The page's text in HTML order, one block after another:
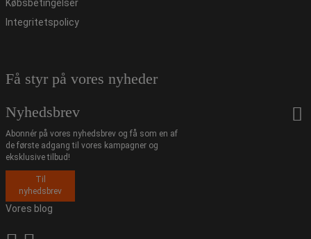
Købsbetingelser
Integritetspolicy
Få styr på vores nyheder
Nyhedsbrev
Abonnér på vores nyhedsbrev og få som en af
de første adgang til vores kampagner og
eksklusive tilbud!
Til
nyhedsbrev
Vores blog